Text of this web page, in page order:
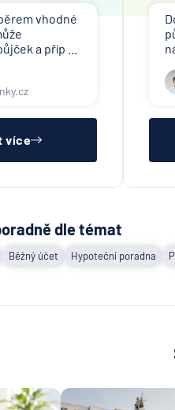
vhodné
a příp ...
více
dle témat
Běžný účet Hypoteční poradna